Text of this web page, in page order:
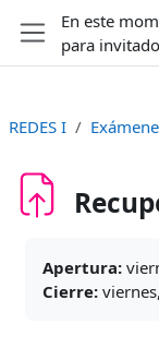
Salta al contenido
Panel lateral
En este
para
REDES I
Apertura:
Cierre: